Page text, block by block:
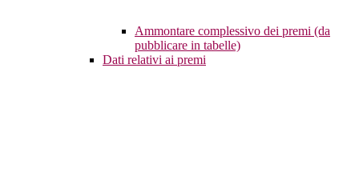
Ammontare complessivo dei premi (da
pubblicare in tabelle)
Dati relativi ai premi